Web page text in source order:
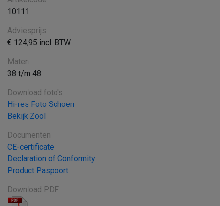
10111
Adviesprijs
€ 124,95 incl. BTW
Maten
38 t/m 48
Download foto's
Hi-res Foto Schoen
Bekijk Zool
Documenten
CE-certificate
Declaration of Conformity
Product Paspoort
Download PDF